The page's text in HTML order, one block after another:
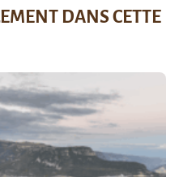
DANS CETTE